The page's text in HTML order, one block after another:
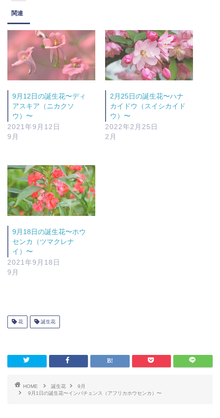
関連
9月12日の誕生花〜ディ
アスキア（ニカクソ
ウ）〜
2021年9月12日
9月
2月25日の誕生花〜ハナ
カイドウ（スイシカイド
ウ）〜
2022年2月25日
2月
9月18日の誕生花〜ホウ
センカ（ツマクレナ
イ）〜
2021年9月18日
9月
花 誕生花
HOME 誕生花
9月
9月1日の誕生花〜インパチェンス（アフリカホウセンカ）〜